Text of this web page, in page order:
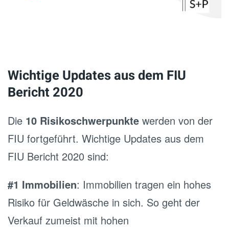
Wichtige Updates aus dem FIU
Bericht 2020
Die 10 Risikoschwerpunkte werden von der
FIU fortgeführt. Wichtige Updates aus dem
FIU Bericht 2020 sind:
#1 Immobilien: Immobilien tragen ein hohes
Risiko für Geldwäsche in sich. So geht der
Verkauf zumeist mit hohen